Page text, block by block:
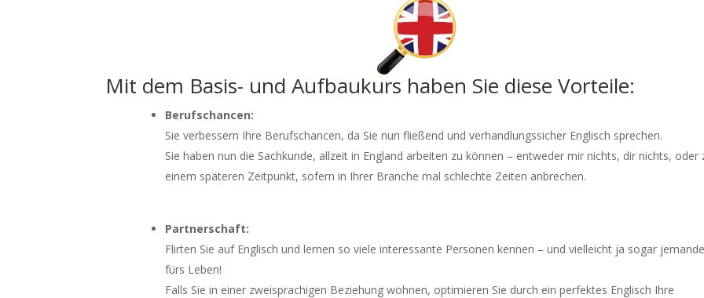
Mit dem Basis- und Aufbaukurs haben Sie diese Vorteile:
Berufschancen:
Sie verbessern Ihre Berufschancen, da Sie nun fließend und verhandlungssicher Englisch sprechen.
Sie haben nun die Sachkunde, allzeit in England arbeiten zu können – entweder mir nichts, dir nichts, oder
einem späteren Zeitpunkt, sofern in Ihrer Branche mal schlechte Zeiten anbrechen.
Partnerschaft:
Flirten Sie auf Englisch und lernen so viele interessante Personen kennen – und vielleicht ja sogar
fürs Leben!
Falls Sie in einer zweisprachigen Beziehung wohnen, optimieren Sie durch ein perfektes Englisch Ihre